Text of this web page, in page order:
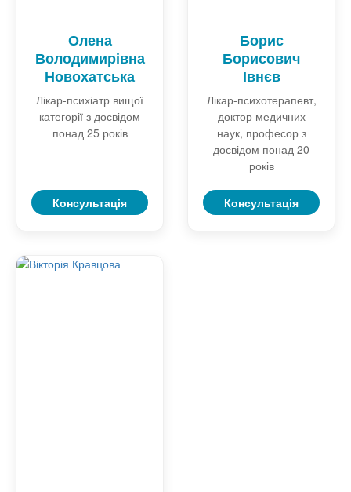
Олена
Володимирівна
Новохатська
Лікар-психіатр вищої
категорії з досвідом
понад 25 років
Консультація
Борис
Борисович
Івнєв
Лікар-психотерапевт,
доктор медичних
наук, професор з
досвідом понад 20
років
Консультація